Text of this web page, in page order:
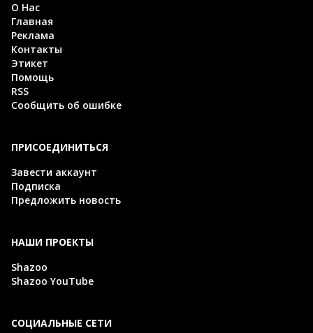
О Нас
Главная
Реклама
Контакты
Этикет
Помощь
RSS
Сообщить об ошибке
ПРИСОЕДИНИТЬСЯ
Завести аккаунт
Подписка
Предложить новость
НАШИ ПРОЕКТЫ
Shazoo
Shazoo YouTube
СОЦИАЛЬНЫЕ СЕТИ